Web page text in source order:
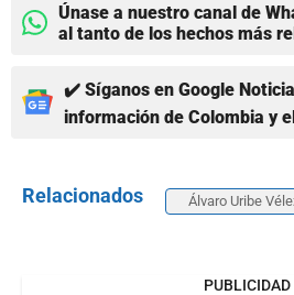
Únase a nuestro canal de
al tanto de los hechos más
✔️ Síganos en Google
información de Colombia y
Relacionados Álvaro Uribe
PUBLICIDAD